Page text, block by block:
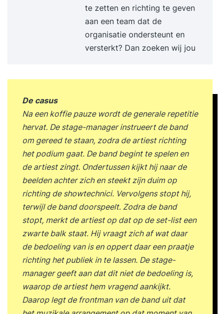
professionals scherpen binnen het netwerk hun
vakmanschap aan gericht op het doelgericht
begeleiden van individuen, teams en organisaties.
Daarbij wordt gebruik gemaakt van stromingen
Democracy en Serious gaming. Functional
Fluency leren kennen Leer de praktische
Functional Fluency aanpak gratis kennen via de
e-learning: e-learning Functional Fluency.
Functional Fluency Nederland biedt Met een
eenmalige investering van € 2.475,00 stap je in
het netwerk. Wat je er voor terugkrijgt is een
onboardingprogramma. Dit programma bestaat
uit: Een tweedaags kennismakingsprogramma
met Functional Fluency, Fluent Leadership en een
aantal impactvolle interventies die binnen de
aanpak worden ingezet. Zie ook
https://www.feedbackconsulting.nl/nl/training/flu
ent-leadership-121. Het officiële Functional
Fluency certificatietraject. Je leert het
gedachtegoed verder op een inspirerende en
interactieve wijze kennen en certificeert voor een
te zetten en richting te geven
aan een team dat de
organisatie ondersteunt en
versterkt? Dan zoeken wij jou
De casus
Na een koffie pauze wordt de generale repetitie
hervat. De stage-manager instrueert de band
om gereed te staan, zodra de artiest richting
het podium gaat. De band begint te spelen en
de artiest zingt. Ondertussen kijkt hij naar de
beelden achter zich en steekt zijn duim op
richting de showtechnici. Vervolgens stopt hij,
terwijl de band doorspeelt. Zodra de band
stopt, merkt de artiest op dat op de set-list een
zwarte balk staat. Hij vraagt zich af wat daar
de bedoeling van is en oppert daar een praatje
richting het publiek in te lassen. De stage-
manager geeft aan dat dit niet de bedoeling is,
waarop de artiest hem vragend aankijkt.
Daarop legt de frontman van de band uit dat